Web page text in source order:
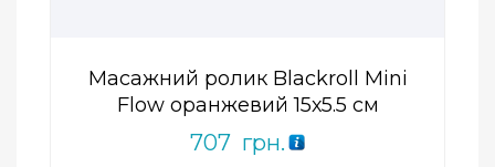
Масажний ролик Blackroll Mini
Flow оранжевий 15х5.5 см
707 грн.